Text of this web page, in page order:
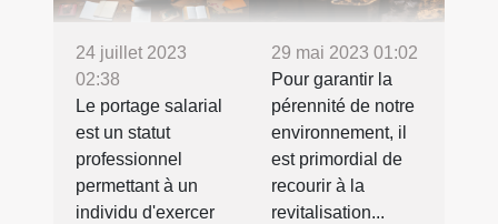
24 juillet 2023
02:38
Le portage salarial
est un statut
professionnel
permettant à un
individu d'exercer
29 mai 2023 01:02
Pour garantir la
pérennité de notre
environnement, il
est primordial de
recourir à la
revitalisation...